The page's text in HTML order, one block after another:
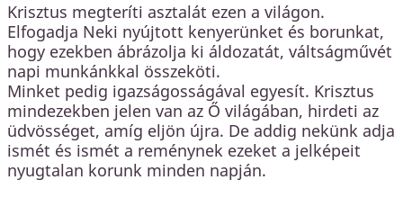
Krisztus megteríti asztalát ezen a világon.
Elfogadja Neki nyújtott kenyerünket és borunkat,
hogy ezekben ábrázolja ki áldozatát, váltságművét
napi munkánkkal összeköti.
Minket pedig igazságosságával egyesít. Krisztus
mindezekben jelen van az Ő világában, hirdeti az
üdvösséget, amíg eljön újra. De addig nekünk adja
ismét és ismét a reménynek ezeket a jelképeit
nyugtalan korunk minden napján.